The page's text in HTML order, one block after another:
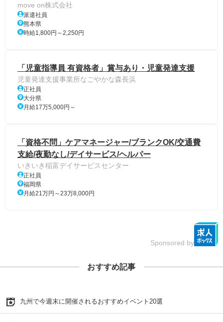
move on株式会社
派遣社員
熊本県
時給1,800円～2,250円
「児童指導員 有資格者」賞与あり・児童発達支援
児童発達支援事業所なごやかな森長浜
正社員
大分県
月給17万5,000円～
「資格不問」ケアマネージャー/ブランクOK/交通費
支給/夜勤なし/デイサービス/ヘルパー
いきいき稲富デイサービスセンター
正社員
福岡県
月給21万円～23万8,000円
Sponsored by
おすすめ記事
九州で今週末に開催されるおすすめイベント20選